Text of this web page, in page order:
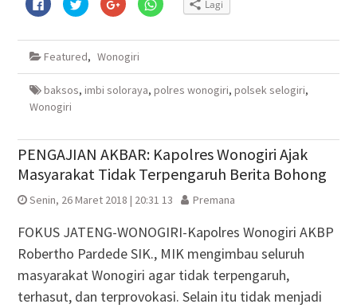
untuk
membagikan
Facebook(Membuka
jendela
baru)
untuk
berbagi
Twitter(Membuka
jendela
baru)
untuk
berbagi
Google+
di
yang
baru)
untuk
WhatsApp(Membuka
baru)
Lagi
Featured, Wonogiri
baksos, imbi soloraya, polres wonogiri, polsek selogiri,
Wonogiri
PENGAJIAN AKBAR: Kapolres Wonogiri Ajak
Masyarakat Tidak Terpengaruh Berita Bohong
Senin, 26 Maret 2018 | 20:31 13 Premana
FOKUS JATENG-WONOGIRI-Kapolres Wonogiri AKBP
Robertho Pardede SIK., MIK mengimbau seluruh
masyarakat Wonogiri agar tidak terpengaruh,
terhasut, dan terprovokasi. Selain itu tidak menjadi